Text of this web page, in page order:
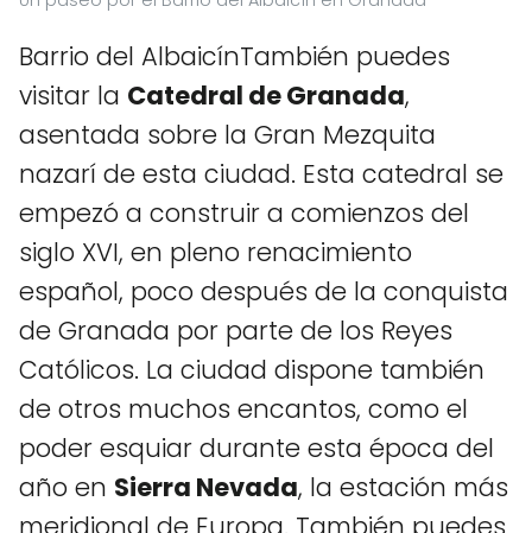
Barrio del AlbaicínTambién puedes
visitar la Catedral de Granada,
asentada sobre la Gran Mezquita
nazarí de esta ciudad. Esta catedral se
empezó a construir a comienzos del
siglo XVI, en pleno renacimiento
español, poco después de la conquista
de Granada por parte de los Reyes
Católicos. La ciudad dispone también
de otros muchos encantos, como el
poder esquiar durante esta época del
año en Sierra Nevada, la estación más